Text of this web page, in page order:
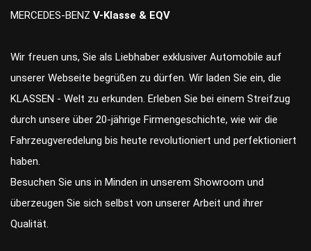
MERCEDES-BENZ V-Klasse & EQV
Wir freuen uns, Sie als Liebhaber exklusiver Automobile auf
unserer Webseite begrüßen zu dürfen. Wir laden Sie ein, die
KLASSEN - Welt zu erkunden. Erleben Sie bei einem Streifzug
durch unsere über 20-jährige Firmengeschichte, wie wir die
Fahrzeugveredelung bis heute revolutioniert und perfektioniert
haben.
Besuchen Sie uns in Minden in unserem Showroom und
überzeugen Sie sich selbst von unserer Arbeit und ihrer
Qualität.